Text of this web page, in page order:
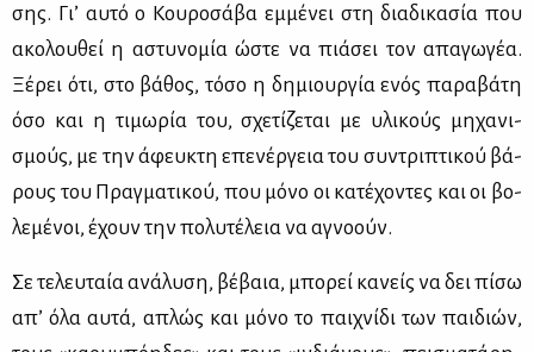
σης. Γι’ αυ­τό ο Κου­ρο­σά­βα εμ­μέ­νει στη δια­δι­κα­σία που
ακο­λου­θεί η αστυ­νο­μία ώστε να πιά­σει τον απα­γω­γέα.
Ξέ­ρει ότι, στο βά­θος, τό­σο η δη­μιουρ­γία ενός πα­ρα­βά­τη
όσο και η τι­μω­ρία του, σχε­τί­ζε­ται με υλι­κούς μη­χα­νι­
σμούς, με την άφευ­κτη επε­νέρ­γεια του συ­ντρι­πτι­κού βά­
ρους του Πραγ­μα­τι­κού, που μό­νο οι κα­τέ­χο­ντες και οι βο­
λε­μέ­νοι, έχουν την πο­λυ­τέ­λεια να αγνο­ούν.
Σε τε­λευ­ταία ανά­λυ­ση, βέ­βαια, μπο­ρεί κα­νείς να δει πί­σω
απ’ όλα αυ­τά, απλώς και μό­νο το παι­χνί­δι των παι­διών,